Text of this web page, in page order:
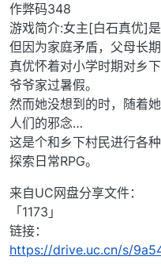
作弊码348
游戏简介:女主[白石真优]
但因为家庭矛盾，父母长
真优怀着对小学时期对乡
爷爷家过暑假。
然而她没想到的时，随着
人们的邪念…
这是个和乡下村民进行各
探索日常RPG。
来自UC网盘分享文件：
「1173」
链接：
https://drive.uc.cn/s/